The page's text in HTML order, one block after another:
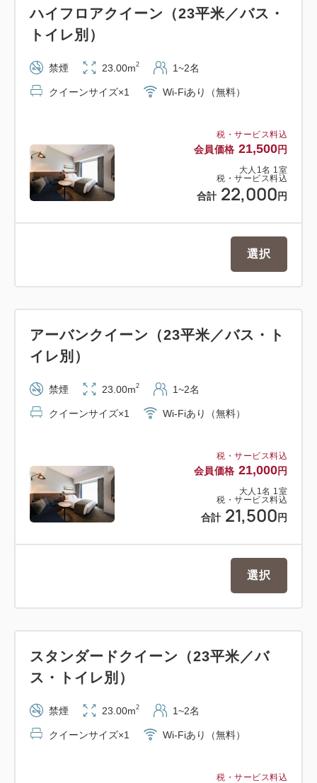
税・サービス料込
会員価格 21,500円
大人 1 名 1 室
税・サービス料込
合計 22,000 円
ハイフロアクイーン（23平米／バス・
トイレ別）
禁煙 23.00m2 1~2名
クイーンサイズ×1 Wi-Fiあり（無料）
選択
税・サービス料込
会員価格 21,000円
大人 1 名 1 室
税・サービス料込
合計 21,500 円
アーバンクイーン（23平米／バス・ト
イレ別）
禁煙 23.00m2 1~2名
クイーンサイズ×1 Wi-Fiあり（無料）
選択
税・サービス料込
スタンダードクイーン（23平米／バ
ス・トイレ別）
禁煙 23.00m2 1~2名
クイーンサイズ×1 Wi-Fiあり（無料）